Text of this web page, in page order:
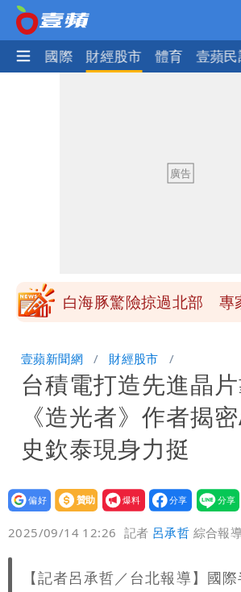
社會 國際 財經股市 體育 壹蘋民
「終於能交代」 捐500
白海豚颱風逼近！鄭明典
砸重金再買一整桌卡盒
白海豚驚險掠過北部 專
「終於能交代」 捐500
白海豚颱風逼近！鄭明典
變強」 路徑分歧藏警訊
壹蘋新聞網 財經股市
台積電打造先進晶片
《造光者》作者揭
史欽泰現身力挺
設為
贊助
我要
爆料
2025/09/14 12:26 記者 呂承哲 綜合報導
【記者呂承哲／台北報導】國